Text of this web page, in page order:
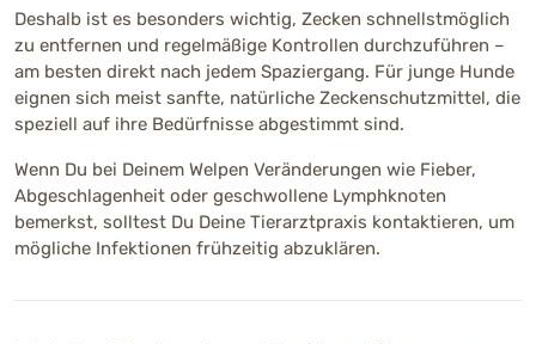
Deshalb ist es besonders wichtig, Zecken schnellstmöglich
zu entfernen und regelmäßige Kontrollen durchzuführen –
am besten direkt nach jedem Spaziergang. Für junge Hunde
eignen sich meist sanfte, natürliche Zeckenschutzmittel, die
speziell auf ihre Bedürfnisse abgestimmt sind.
Wenn Du bei Deinem Welpen Veränderungen wie Fieber,
Abgeschlagenheit oder geschwollene Lymphknoten
bemerkst, solltest Du Deine Tierarztpraxis kontaktieren, um
mögliche Infektionen frühzeitig abzuklären.